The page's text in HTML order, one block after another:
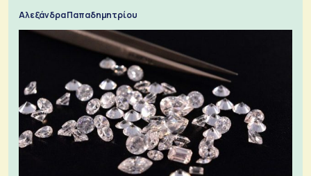
Αλεξάνδρα Παπαδημητρίου